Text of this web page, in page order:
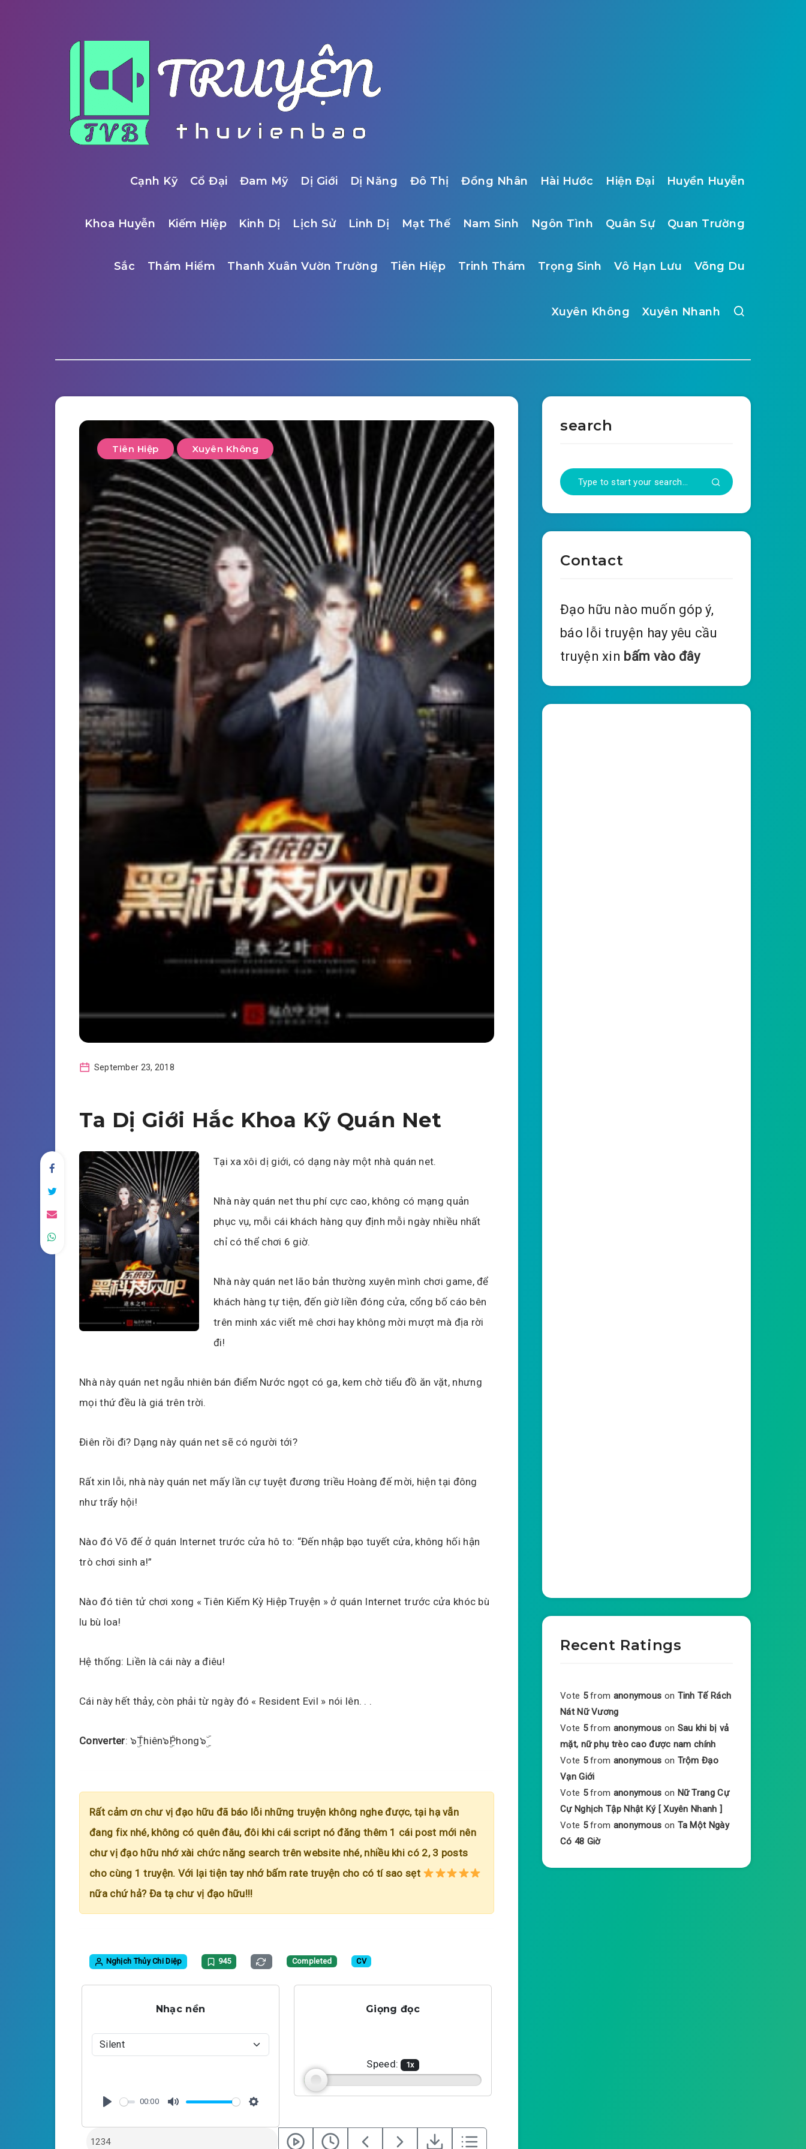
Cạnh Kỹ Cổ Đại Đam Mỹ Dị Giới Dị Năng Đô Thị Đồng Nhân Hài Hước Hiện Đại Huyền Huyễn
Khoa Huyễn Kiếm Hiệp Kinh Dị Lịch Sử Linh Dị Mạt Thế Nam Sinh Ngôn Tình Quân Sự Quan Trường
Sắc Thám Hiểm Thanh Xuân Vườn Trường Tiên Hiệp Trinh Thám Trọng Sinh Vô Hạn Lưu Võng Du
Xuyên Không Xuyên Nhanh
Tiên Hiệp Xuyên Không
September 23, 2018
Ta Dị Giới Hắc Khoa Kỹ Quán Net
Tại xa xôi dị giới, có dạng này một nhà quán net.
Nhà này quán net thu phí cực cao, không có mạng quản
phục vụ, mỗi cái khách hàng quy định mỗi ngày nhiều nhất
chỉ có thể chơi 6 giờ.
Nhà này quán net lão bản thường xuyên mình chơi game, để
khách hàng tự tiện, đến giờ liền đóng cửa, cổng bố cáo bên
trên minh xác viết mê chơi hay không mời mượt mà địa rời
đi!
Nhà này quán net ngẫu nhiên bán điểm Nước ngọt có ga, kem chờ tiểu đồ ăn vặt, nhưng
mọi thứ đều là giá trên trời.
Điên rồi đi? Dạng này quán net sẽ có người tới?
Rất xin lỗi, nhà này quán net mấy lần cự tuyệt đương triều Hoàng đế mời, hiện tại đông
như trẩy hội!
Nào đó Võ đế ở quán Internet trước cửa hô to: “Đến nhập bạo tuyết cửa, không hối hận
trò chơi sinh a!”
Nào đó tiên tử chơi xong « Tiên Kiếm Kỳ Hiệp Truyện » ở quán Internet trước cửa khóc bù
lu bù loa!
Hệ thống: Liền là cái này a điêu!
Cái này hết thảy, còn phải từ ngày đó « Resident Evil » nói lên. . .
Converter: ๖ۣۜThiên๖ۣۜPhong๖ۣۜ
Rất cảm ơn chư vị đạo hữu đã báo lỗi những truyện không nghe được, tại hạ vẫn
đang fix nhé, không có quên đâu, đôi khi cái script nó đăng thêm 1 cái post mới nên
chư vị đạo hữu nhớ xài chức năng search trên website nhé, nhiều khi có 2, 3 posts
cho cùng 1 truyện. Với lại tiện tay nhớ bấm rate truyện cho có tí sao sẹt
nữa chứ hả? Đa tạ chư vị đạo hữu!!!
Nghịch Thủy Chi Diệp 945 Completed CV
Nhạc nền
00:00
Giọng đọc
Speed: 1x
search
Contact
Đạo hữu nào muốn góp ý,
báo lỗi truyện hay yêu cầu
truyện xin bấm vào đây
Recent Ratings
Vote 5 from anonymous on Tinh Tế Rách
Nát Nữ Vương
Vote 5 from anonymous on Sau khi bị vả
mặt, nữ phụ trèo cao được nam chính
Vote 5 from anonymous on Trộm Đạo
Vạn Giới
Vote 5 from anonymous on Nữ Trang Cự
Cự Nghịch Tập Nhật Ký [ Xuyên Nhanh ]
Vote 5 from anonymous on Ta Một Ngày
Có 48 Giờ